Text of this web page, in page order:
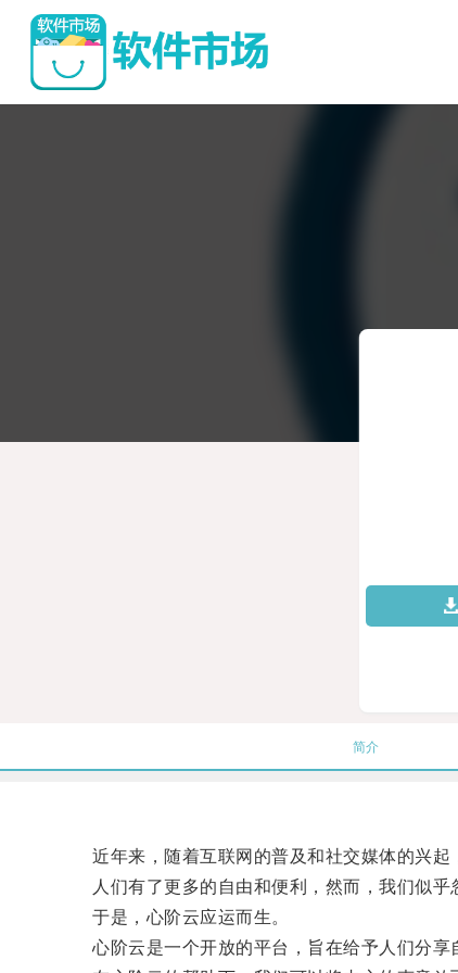
简介
近年来，随着互联网的普及和社交媒体的兴起
人们有了更多的自由和便利，然而，我们似乎
于是，心阶云应运而生。
心阶云是一个开放的平台，旨在给予人们分享